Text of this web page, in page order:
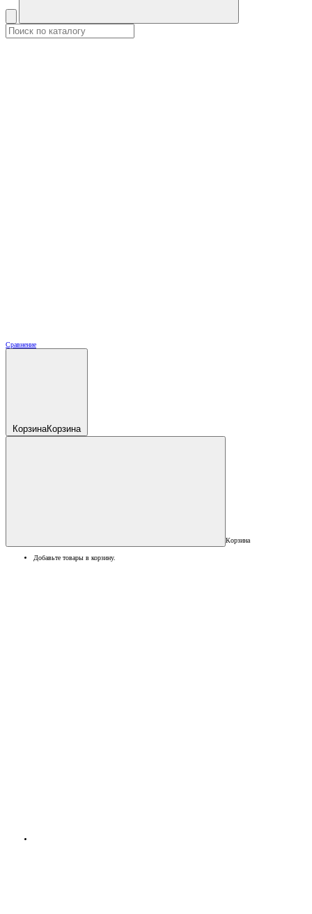
Сравнение
КорзинаКорзина
Корзина
Добавьте товары в корзину.